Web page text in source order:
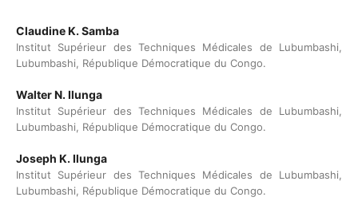
Claudine K. Samba
Institut Supérieur des Techniques Médicales de Lubumbashi,
Lubumbashi, République Démocratique du Congo.
Walter N. Ilunga
Institut Supérieur des Techniques Médicales de Lubumbashi,
Lubumbashi, République Démocratique du Congo.
Joseph K. Ilunga
Institut Supérieur des Techniques Médicales de Lubumbashi,
Lubumbashi, République Démocratique du Congo.